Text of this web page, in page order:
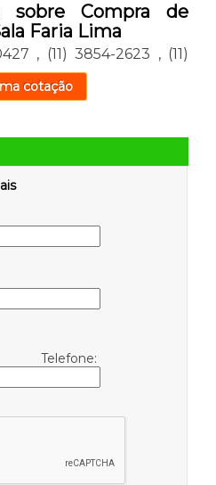
sobre Compra de
Faria Lima
, (11) 3854-2623 , (11)
cotação
Telefone: